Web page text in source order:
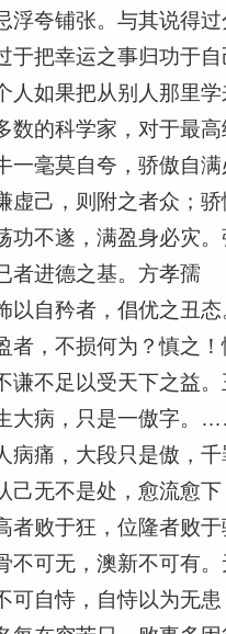
浮夸铺张。与其说得
于把幸运之事归功于
人如果把从别人那里
数的科学家，对于最
一毫莫自夸，骄傲自
虚己，则附之者众；
功不遂，满盈身必灾。
者进德之基。方孝孺
以自矜者，倡优之丑
者，不损何为？慎之
谦不足以受天下之益
大病，只是一傲字。
病痛，大段只是傲，
己无不是处，愈流愈
者败于狂，位隆者败
不可无，澳新不可有
可自恃，自恃以为无